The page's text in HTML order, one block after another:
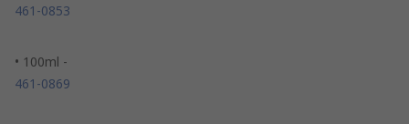
461-0853
• 100ml -
461-0869